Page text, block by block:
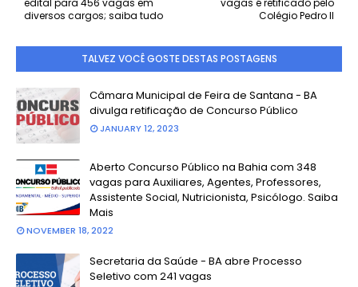
vagas é retificado pelo
Colégio Pedro II
edital para 456 vagas em
diversos cargos; saiba tudo
TALVEZ VOCÊ GOSTE DESTAS POSTAGENS
Câmara Municipal de Feira de Santana - BA
divulga retificação de Concurso Público
JANUARY 12, 2023
Aberto Concurso Público na Bahia com 348
vagas para Auxiliares, Agentes, Professores,
Assistente Social, Nutricionista, Psicólogo. Saiba
Mais
NOVEMBER 18, 2022
Secretaria da Saúde - BA abre Processo
Seletivo com 241 vagas